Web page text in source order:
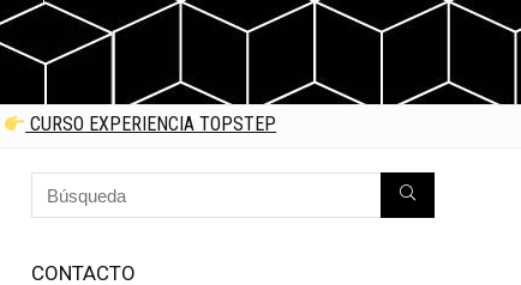
CURSO EXPERIENCIA TOPSTEP
CONTACTO